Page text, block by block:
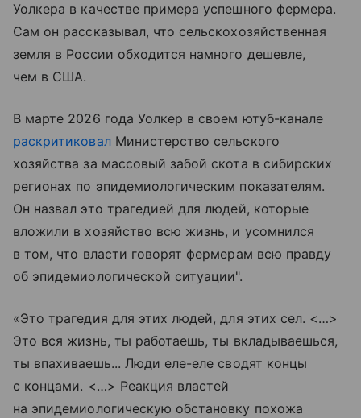
Уолкера в качестве примера успешного фермера.
Сам он рассказывал, что сельскохозяйственная
земля в России обходится намного дешевле,
чем в США.
В марте 2026 года Уолкер в своем ютуб-канале
раскритиковалМинистерство сельского
хозяйства за массовый забой скота в сибирских
регионах по эпидемиологическим показателям.
Он назвал это трагедией для людей, которые
вложили в хозяйство всю жизнь, и усомнился
в том, что власти говорят фермерам всю правду
об эпидемиологической ситуации".
«Это трагедия для этих людей, для этих сел. <…>
Это вся жизнь, ты работаешь, ты вкладываешься,
ты впахиваешь... Люди еле-еле сводят концы
с концами. <…> Реакция властей
на эпидемиологическую обстановку похожа